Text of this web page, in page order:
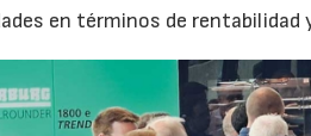
en términos de rentabilidad